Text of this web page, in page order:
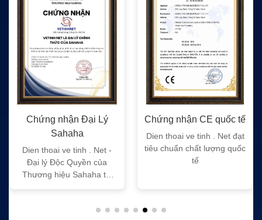
Chứng nhận Đại Lý
Sahaha
Dien thoai ve tinh . Net -
Đại lý Độc Quyền của
Thương hiệu Sahaha tại
Chứng nhận CE quốc tế
Dien thoai ve tinh . Net đạt
tiêu chuẩn chất lượng quốc
tế